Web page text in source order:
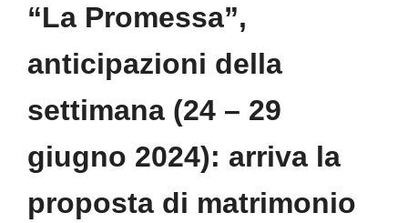
“La Promessa”,
anticipazioni della
settimana (24 – 29
giugno 2024): arriva la
proposta di matrimonio